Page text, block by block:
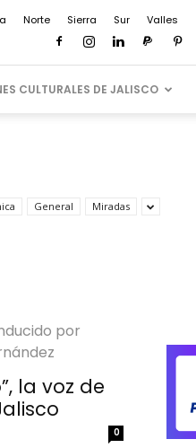
Norte Sierra Sur Valles
CULTURALES DE JALISCO
General Miradas
la voz de
0